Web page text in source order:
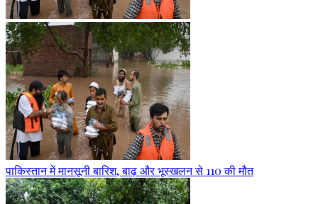
पाकिस्तान में मानसूनी बारिश, बाढ़ और भूस्खलन से 110 की मौत